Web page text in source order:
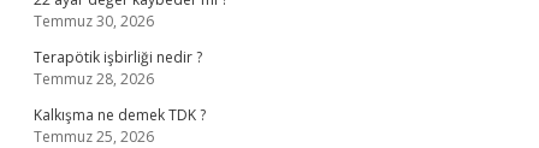
Temmuz 30, 2026
Terapötik işbirliği nedir ?
Temmuz 28, 2026
Kalkışma ne demek TDK ?
Temmuz 25, 2026